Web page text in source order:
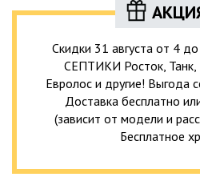
Скидки 31 августа от 4
СЕПТИКИ Росток, Танк,
Евролос и другие! Выгода
Доставка бесплатно
(зависит от модели и
Бесплатное